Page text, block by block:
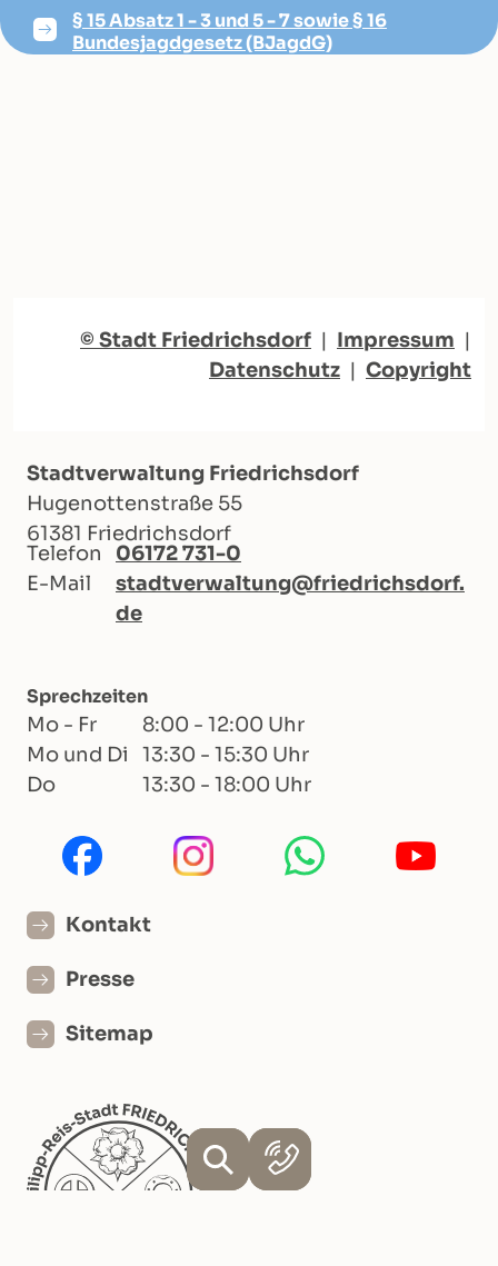
§ 15 Absatz 1 - 3 und 5 - 7 sowie § 16
Bundesjagdgesetz (BJagdG)
© Stadt Friedrichsdorf | Impressum |
Datenschutz | Copyright
Stadtverwaltung Friedrichsdorf
Hugenottenstraße 55
61381 Friedrichsdorf
Telefon
06172 731-0
E-Mail
stadtverwaltung@friedrichsdorf.
de
Sprechzeiten
Mo - Fr
8:00 - 12:00 Uhr
Mo und Di
13:30 - 15:30 Uhr
Do
13:30 - 18:00 Uhr
Kontakt
Presse
Sitemap